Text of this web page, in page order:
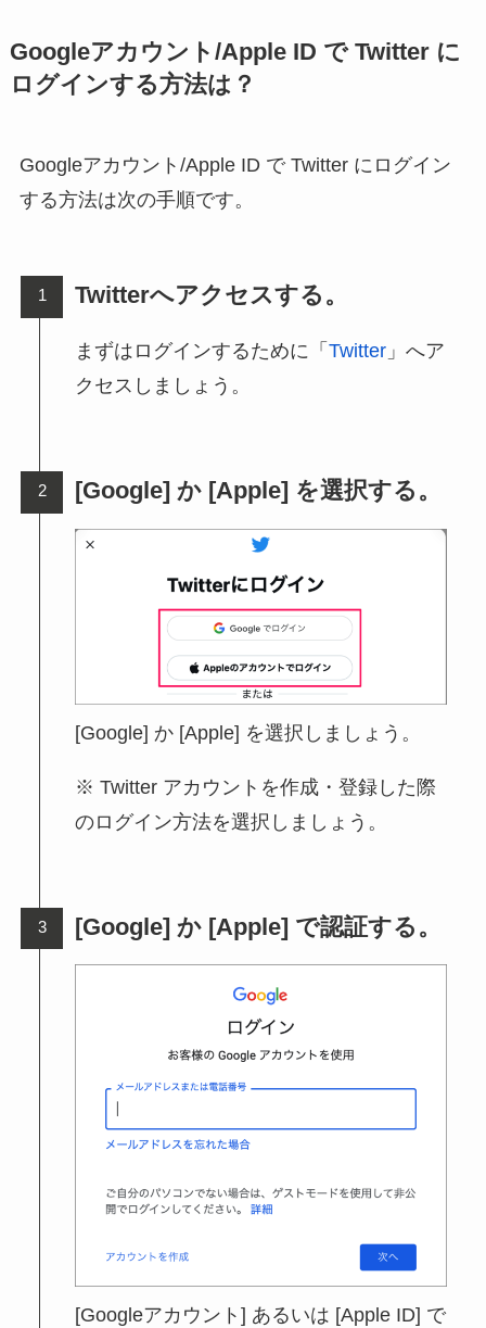
Googleアカウント/Apple ID で Twitter に
ログインする方法は？
Googleアカウント/Apple ID で Twitter にログイン
する方法は次の手順です。
Twitterへアクセスする。
まずはログインするために「Twitter 」へア
クセスしましょう。
[Google] か [Apple] を選択する。
[Google] か [Apple] を選択しましょう。
※ Twitter アカウントを作成・登録した際
のログイン方法を選択しましょう。
[Google] か [Apple] で認証する。
[Googleアカウント] あるいは [Apple ID] で